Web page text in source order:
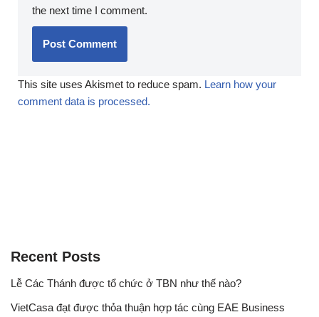
the next time I comment.
This site uses Akismet to reduce spam. Learn how your
comment data is processed.
Recent Posts
Lễ Các Thánh được tổ chức ở TBN như thế nào?
VietCasa đạt được thỏa thuận hợp tác cùng EAE Business